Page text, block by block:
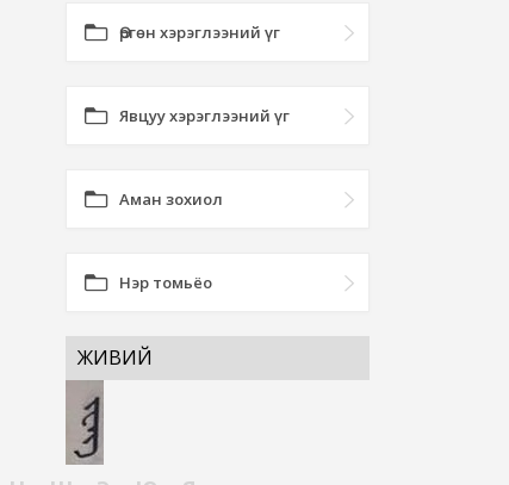
Өргөн хэрэглээний үг
Явцуу хэрэглээний үг
Аман зохиол
Нэр томьёо
ЖИВИЙ